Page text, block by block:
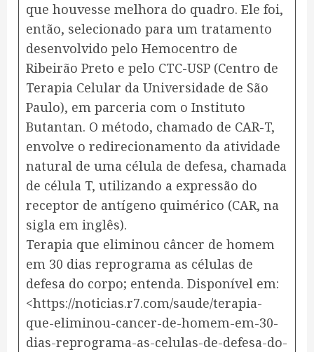
que houvesse melhora do quadro. Ele foi,
então, selecionado para um tratamento
desenvolvido pelo Hemocentro de
Ribeirão Preto e pelo CTC-USP (Centro de
Terapia Celular da Universidade de São
Paulo), em parceria com o Instituto
Butantan. O método, chamado de CAR-T,
envolve o redirecionamento da atividade
natural de uma célula de defesa, chamada
de célula T, utilizando a expressão do
receptor de antígeno quimérico (CAR, na
sigla em inglês).
Terapia que eliminou câncer de homem
em 30 dias reprograma as células de
defesa do corpo; entenda. Disponível em:
<https://noticias.r7.com/saude/terapia-
que-eliminou-cancer-de-homem-em-30-
dias-reprograma-as-celulas-de-defesa-do-